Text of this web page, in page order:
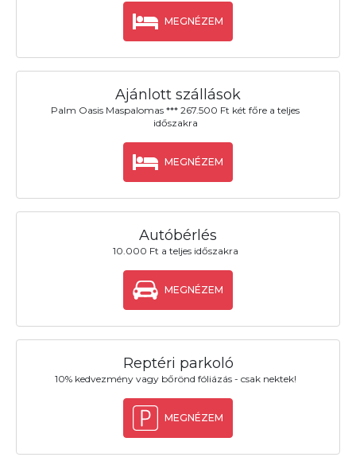
MEGNÉZEM
Ajánlott szállások
Palm Oasis Maspalomas *** 267.500 Ft két főre a teljes
időszakra
MEGNÉZEM
Autóbérlés
10.000 Ft a teljes időszakra
MEGNÉZEM
Reptéri parkoló
10% kedvezmény vagy bőrönd fóliázás - csak nektek!
MEGNÉZEM